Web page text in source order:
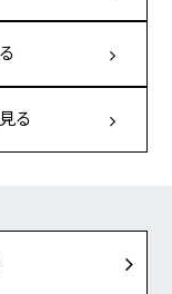
る